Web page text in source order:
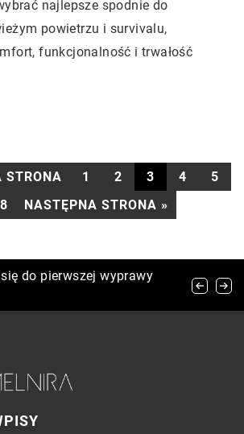
najlepsze spodnie do
powietrzu i survivalu,
funkcjonalność i trwałość
STRONA 1 2 3 4
5
NASTĘPNA STRONA »
niedrogą sukienkę na
do pierwszej wyprawy
biustonosz, który zapewni
na co dzień?